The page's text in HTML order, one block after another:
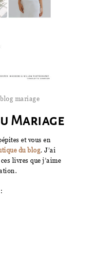
mariage
Mariage
et vous en
du blog. J’ai
livres que j’aime